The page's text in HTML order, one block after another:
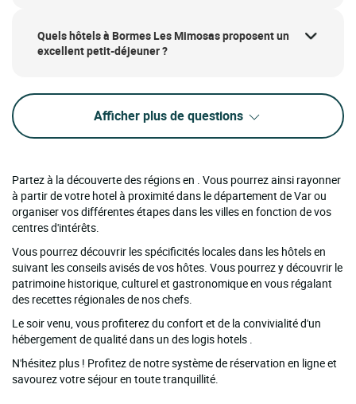
Quels hôtels à Bormes Les Mimosas proposent un
excellent petit-déjeuner ?
Afficher plus de questions
Partez à la découverte des régions en . Vous pourrez ainsi rayonner
à partir de votre hotel à proximité dans le département de Var ou
organiser vos différentes étapes dans les villes en fonction de vos
centres d'intérêts.
Vous pourrez découvrir les spécificités locales dans les hôtels en
suivant les conseils avisés de vos hôtes. Vous pourrez y découvrir le
patrimoine historique, culturel et gastronomique en vous régalant
des recettes régionales de nos chefs.
Le soir venu, vous profiterez du confort et de la convivialité d'un
hébergement de qualité dans un des logis hotels .
N'hésitez plus ! Profitez de notre système de réservation en ligne et
savourez votre séjour en toute tranquillité.